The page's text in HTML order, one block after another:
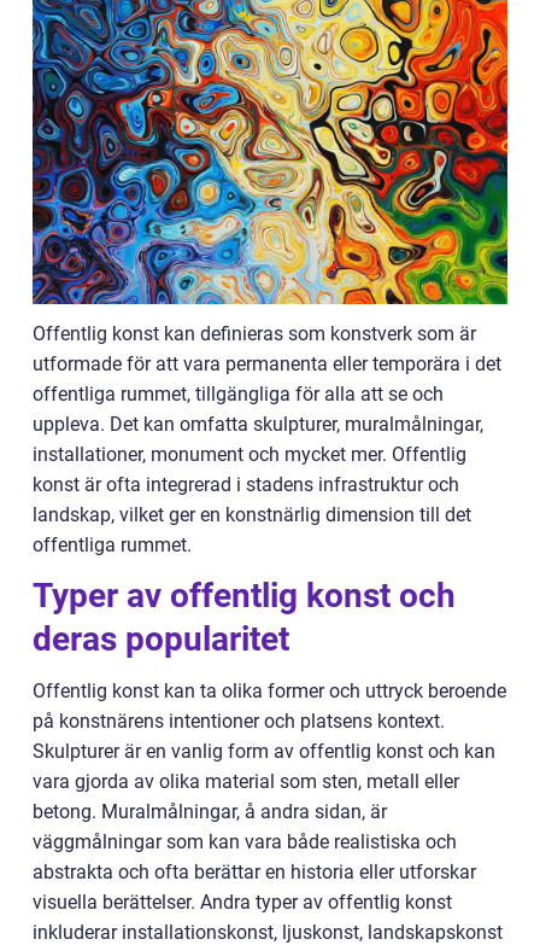
Offentlig konst kan definieras som konstverk som är
utformade för att vara permanenta eller temporära i det
offentliga rummet, tillgängliga för alla att se och
uppleva. Det kan omfatta skulpturer, muralmålningar,
installationer, monument och mycket mer. Offentlig
konst är ofta integrerad i stadens infrastruktur och
landskap, vilket ger en konstnärlig dimension till det
offentliga rummet.
Typer av offentlig konst och
deras popularitet
Offentlig konst kan ta olika former och uttryck beroende
på konstnärens intentioner och platsens kontext.
Skulpturer är en vanlig form av offentlig konst och kan
vara gjorda av olika material som sten, metall eller
betong. Muralmålningar, å andra sidan, är
väggmålningar som kan vara både realistiska och
abstrakta och ofta berättar en historia eller utforskar
visuella berättelser. Andra typer av offentlig konst
inkluderar installationskonst, ljuskonst, landskapskonst